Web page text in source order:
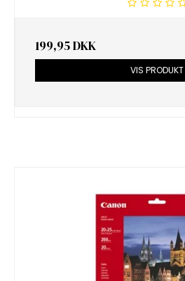
199,95 DKK
VIS PRODUKT